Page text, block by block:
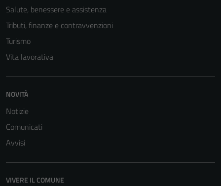
Salute, benessere e assistenza
Tributi, finanze e contravvenzioni
Turismo
Vita lavorativa
NOVITÀ
Notizie
Comunicati
Avvisi
VIVERE IL COMUNE